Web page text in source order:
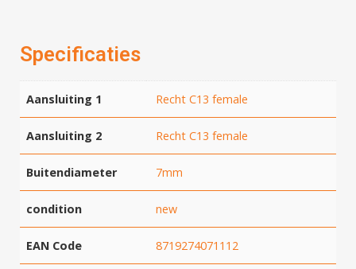
Specificaties
Aansluiting 1 Recht C13 female
Aansluiting 2 Recht C13 female
Buitendiameter 7mm
condition new
EAN Code 8719274071112